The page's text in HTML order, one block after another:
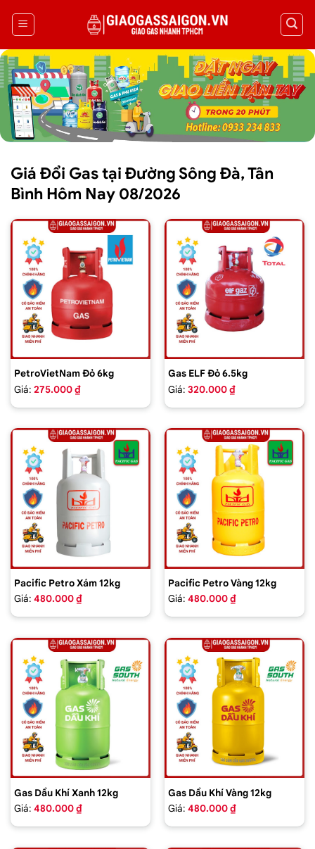
Giá Đổi Gas tại Đường Sông Đà, Tân
Bình Hôm Nay 08/2026
PetroVietNam Đỏ 6kg
Giá: 275.000 ₫
Gas ELF Đỏ 6.5kg
Giá: 320.000 ₫
Pacific Petro Xám 12kg
Giá: 480.000 ₫
Pacific Petro Vàng 12kg
Giá: 480.000 ₫
Gas Dầu Khí Xanh 12kg
Giá: 480.000 ₫
Gas Dầu Khí Vàng 12kg
Giá: 480.000 ₫